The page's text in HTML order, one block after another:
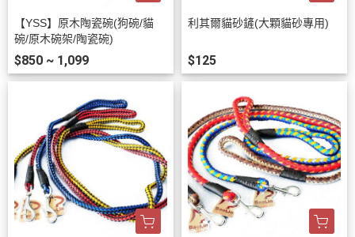
【YSS】原木陶瓷碗(狗碗/貓
碗/原木碗架/陶瓷碗)
$850 ~ 1,099
利其爾貓砂鏟(大顆貓砂專用)
$125